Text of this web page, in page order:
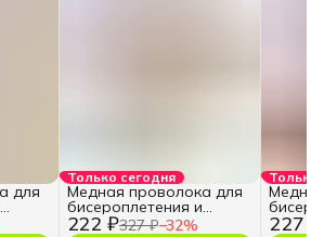
для
Только сегодня
222 ₽327 ₽−32%
Медная проволока для
бисероплетения и
рукоделия
Только
227 ₽